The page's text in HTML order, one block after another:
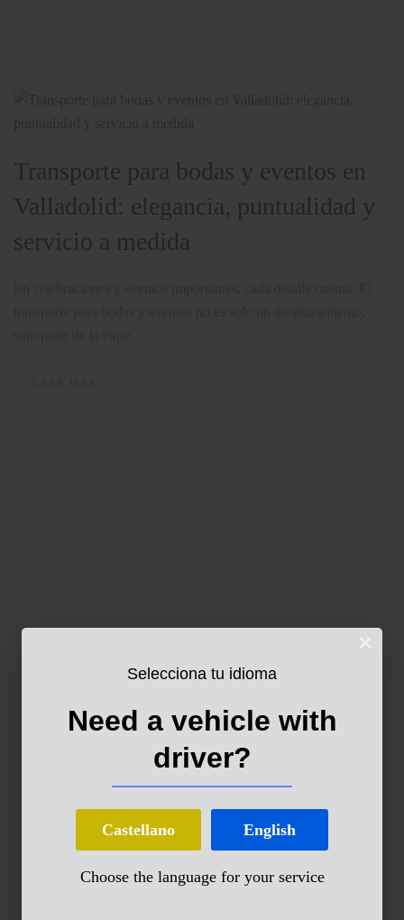
Transporte para bodas y eventos en
Valladolid: elegancia, puntualidad y
servicio a medida
×
Selecciona tu idioma
Need a vehicle with
driver?
Castellano English
Choose the language for your service